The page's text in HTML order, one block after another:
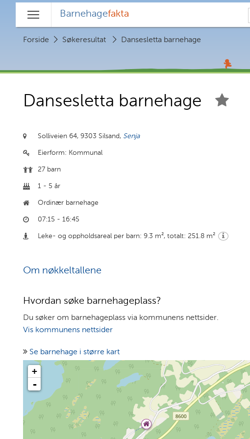
Hovedmeny
Barnehagefakta
Forside Søkeresultat Dansesletta barnehage
Dansesletta barnehage
Solliveien 64, 9303 Silsand, Senja
Eierform: Kommunal
27 barn
1 - 5 år
Ordinær barnehage
07:15 - 16:45
Leke- og oppholdsareal per barn: 9.3 m², totalt: 251.8 m²
Om nøkkeltallene
Hvordan søke barnehageplass?
Du søker om barnehageplass via kommunens nettsider.
Vis kommunens nettsider
Se barnehage i større kart
+
-